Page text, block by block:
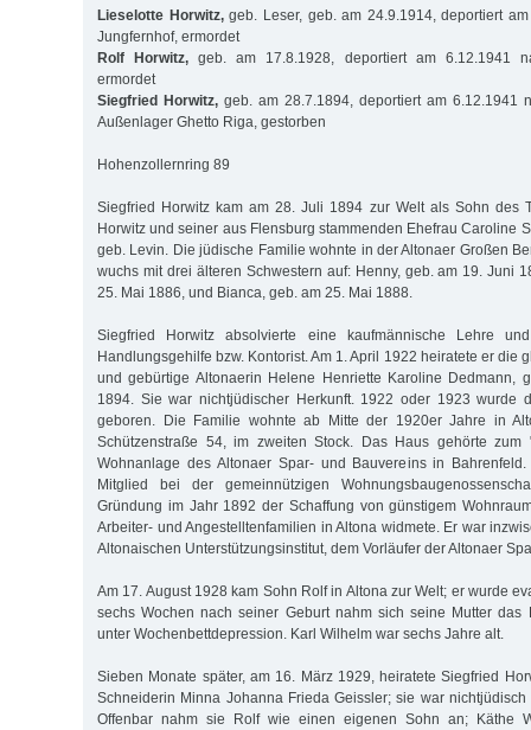
Lieselotte Horwitz,geb. Leser, geb. am 24.9.1914, deportiert
Jungfernhof, ermordet
Rolf Horwitz, geb. am 17.8.1928, deportiert am 6.12.1941
ermordet
Siegfried Horwitz, geb. am 28.7.1894, deportiert am 6.12.1941
Außenlager Ghetto Riga, gestorben
Hohenzollernring 89
Siegfried Horwitz kam am 28. Juli 1894 zur Welt als Sohn des
Horwitz und seiner aus Flensburg stammenden Ehefrau Caroline
geb. Levin. Die jüdische Familie wohnte in der Altonaer Großen
wuchs mit drei älteren Schwestern auf: Henny, geb. am 19. Juni
25. Mai 1886, und Bianca, geb. am 25. Mai 1888.
Siegfried Horwitz absolvierte eine kaufmännische Lehre
Handlungsgehilfe bzw. Kontorist. Am 1. April 1922 heiratete er die
und gebürtige Altonaerin Helene Henriette Karoline Dedmann,
1894. Sie war nichtjüdischer Herkunft. 1922 oder 1923 wurde
geboren. Die Familie wohnte ab Mitte der 1920er Jahre in
Schützenstraße 54, im zweiten Stock. Das Haus gehörte zum
Wohnanlage des Altonaer Spar- und Bauvereins in
Mitglied bei der gemeinnützigen
Gründung im Jahr 1892 der Schaffung von günstigem
Arbeiter- und Angestelltenfamilien in Altona widmete. Er war
Altonaischen Unterstützungsinstitut, dem Vorläufer der Altonaer
Am 17. August 1928 kam Sohn Rolf in Altona zur Welt; er wurde
sechs Wochen nach seiner Geburt nahm sich seine Mutter das
unter Wochenbettdepression. Karl Wilhelm war sechs Jahre alt.
Sieben Monate später, am 16. März 1929, heiratete Siegfried
Schneiderin Minna Johanna Frieda Geissler; sie war
Offenbar nahm sie Rolf wie einen eigenen Sohn an; Käthe